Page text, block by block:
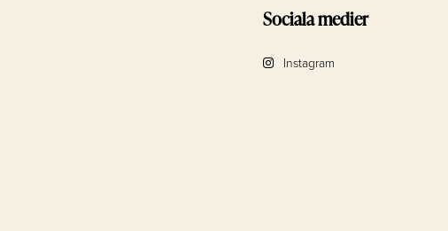
Sociala medier
Instagram